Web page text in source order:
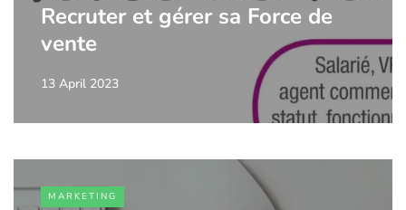
Recruter et gérer sa Force de
vente
13 April 2023
MARKETING